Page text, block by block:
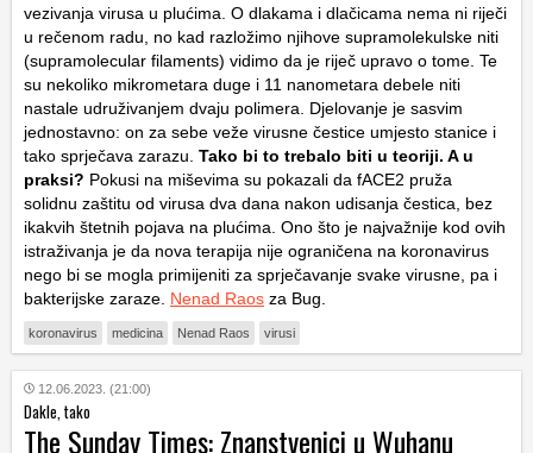
vezivanja virusa u plućima. O dlakama i dlačicama nema ni riječi
u rečenom radu, no kad razložimo njihove supramolekulske niti
(supramolecular filaments) vidimo da je riječ upravo o tome. Te
su nekoliko mikrometara duge i 11 nanometara debele niti
nastale udruživanjem dvaju polimera. Djelovanje je sasvim
jednostavno: on za sebe veže virusne čestice umjesto stanice i
tako sprječava zarazu. Tako bi to trebalo biti u teoriji. A u
praksi? Pokusi na miševima su pokazali da fACE2 pruža
solidnu zaštitu od virusa dva dana nakon udisanja čestica, bez
ikakvih štetnih pojava na plućima. Ono što je najvažnije kod ovih
istraživanja je da nova terapija nije ograničena na koronavirus
nego bi se mogla primijeniti za sprječavanje svake virusne, pa i
bakterijske zaraze. Nenad Raos za Bug.
koronavirus medicina Nenad Raos virusi
12.06.2023. (21:00)
Dakle, tako
The Sunday Times: Znanstvenici u Wuhanu